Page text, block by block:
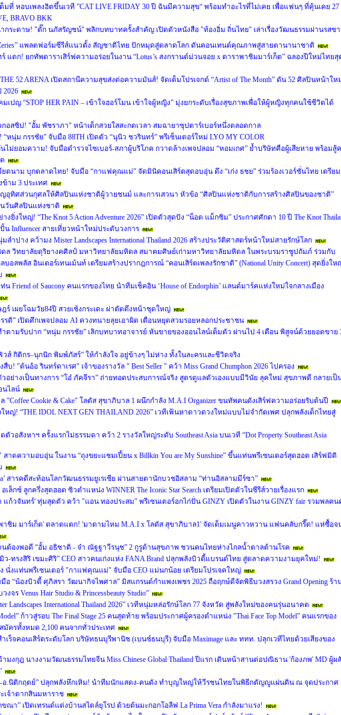
มที่ หอบเพลงฮิตขึ้นเวที ”CAT LIVE FRIDAY 30 ปี ฉันมีความสุข“ พร้อมทำอะไรที่ไม่เคย เพื่อแฟนๆ ที่คุ้นเคย 27
BRAVO BKK
กระดาษ! "ตั๊ก นภัสรัญชน์" พลิกบทบาทครั้งสำคัญ เปิดตัวหนังสือ "ท้องอิ่ม ถิ่นไทย" เล่าเรื่องวัฒนธรรมผ่านรสช
Zeries” แพลตฟอร์มซีรีส์แนวตั้ง สัญชาติไทย ปักหมุดสู่ตลาดโลก ดันคอนเทนต์คุณภาพสู่สายตานานาชาติ
แตก! ยกทัพดาราเสิร์ฟความอร่อยในงาน “Lotus’s สงกรานต์ม่วนจอย x ดาราพาชิมมาร์เก็ต” ฉลองปีใหม่ไทยสุ
52 ARENA เปิดสถานีความสุขส่งต่อความมันส์! จัดเต็มโปรเจกต์ “Artist of The Month” ดัน 52 ศิลปินหน้าให
2026
เปญ “STOP HER PAIN – เข้าใจฮอร์โมน เข้าใจผู้หญิง” มุ่งยกระดับเรื่องสุขภาพเพื่อให้ผู้หญิงทุกคนใช้ชีวิตได้
อสซิป! "อั้ม พัชราภา" หน้าเด็กสวยใสสะกดเวลา สมฉายาซุปตาร์เบอร์หนึ่งตลอดกาล
“หนุ่ม กรรชัย” จับมือ 88TH เปิดตัว “นุนิว ชวรินทร์” พรีเซ็นเตอร์ใหม่ LYO MY COLOR
ไม่ยอมความ! จับมือตำรวจไซเบอร์-สภาผู้บริโภค กวาดล้างเพจปลอม “หอมเกศ” ย้ำบริษัทคือผู้เสียหาย พร้อมสู้
ยดนาม บุกตลาดไทย! จับมือ “กาแฟคุณแม่” จัดมินิคอนเสิร์ตสุดอบอุ่น ดึง “เก่ง ธชย” ร่วมร้องเวอร์ชั่นไทย เตรียม
าม 3 ประเทศ
อุทิศส่วนกุศลให้ศิลปินแห่งชาติผู้วายชนม์ และการเสวนา หัวข้อ “ศิลปินแห่งชาติกับการสร้างศิลปินของชาติ”
นวันศิลปินแห่งชาติ
งยิ่งใหญ่! “The Knot 5 Action Adventure 2026” เปิดตัวสุดปัง “น็อต แม็กซิม” ประกาศศักดา 10 ปี The Knot
Influencer สายเที่ยวหน้าใหม่ประดับวงการ
ลำปาง คว้ามง Mister Landscapes International Thailand 2026 สร้างประวัติศาสตร์หน้าใหม่สายรักษ์โลก
ล วิทยาลัยดุริยางคศิลป์ มหาวิทยาลัยมหิดล สมาคมศิษย์เก่ามหาวิทยาลัยมหิดล ในพระบรมราชูปถัมภ์ ร่วมกับ
บอลพลัส อินเตอร์เทนเม้นท์ เตรียมสร้างปรากฎการณ์ “คอนเสิร์ตเพลงรักชาติ” (National Unity Concert) สุดยิ่งให
น Friend of Saucony คนแรกของไทย นำทีมเช็คอิน ‘House of Endorphin’ แลนด์มาร์คแห่งใหม่ใจกลางเมือง
ฎร์ เผยโฉมวัย84ปี สวยเช้งกระเดะ ผ่าตัดดึงหน้าชุดใหญ่
รรดิ” เปิดศึกเพจปลอม AI ควงทนายลุยเอาผิด เตือนหยุดสวมรอยหลอกประชาชน
ำตามรับปาก “หนุ่ม กรรชัย” เลิกบทบาทอาจารย์ หันขายของออนไลน์เต็มตัว ผ่านไป 4 เดือน พิสูจน์ด้วยยอดขาย
ส์ กิติกร–นุกนิก พิมพ์ภัสร์” ให้กำลังใจ อยู่ข้างๆ ไม่ห่าง ทั้งในละครและชีวิตจริง
บ! "ต้นอ้อ รินทร์ดาเรศ" เจ้าของรางวัล " Best Seller " คว้า Miss Grand Chumphon 2026 ไปครอง
วอย่างเป็นทางการ “โอ๋ ภัคจีรา” ถ่ายทอดประสบการณ์จริง สูตรดูแลตัวเองแบบมีวินัย ลุคใหม่ สุขภาพดี กลายเป็
นไลน์
"Coffee Cookie & Cake" โลตัส สุขาภิบาล 1 ผนึกกำลัง M.A.I Organizer ขนทัพคนดังเสิร์ฟความอร่อยรับต้นปี
หญ่! “THE IDOL NEXT GEN THAILAND 2026” เวทีเฟ้นหาดาวดวงใหม่แบบไม่จำกัดเพศ ปลุกพลังเด็กไทยสู่
ตัวอสังหาฯ ครั้งแรกไม่ธรรมดา คว้า 2 รางวัลใหญ่ระดับ Southeast Asia บนเวที “Dot Property Southeast Asia
าดความอบอุ่น ในงาน “ถุงขยะแชมเปี้ยน x Billkin You are My Sunshine” ขึ้นแท่นพรีเซนเตอร์สุดฮอต เสิร์ฟมิติ
สารคดีสะท้อนโลกวัฒนธรรมยูเรเซีย ผ่านสายตานักบวชอิสลาม “ท่านอิสลามมีร์ซา”
เล็กซ์ ลูกครึ่งสุดฮอต ซิวตำแหน่ง WINNER The Iconic Star Search เตรียมเปิดตัวในซีรีส์วายเรื่องแรก
ก้วจันทร์' ทุ่มสุดตัว คว้า "แอน ทองประสม" พรีเซนเตอร์อกไก่ปั่น GINZY เปิดตัวในงาน GINZY fair รวมพลคน
าชิม มาร์เก็ต' ตลาดแตก! 'มาดามไหม M.A.I x โลตัส สุขาภิบาล1' จัดเต็มเมนูคาวหวาน แฟนคลับกรี๊ด! แห่ซื้อจ
นต้องพอดี “อั้ม อธิชาติ - จ๋า ณัฐฐาวีรนุช” 2 กูรูด้านสุขภาพ ชวนคนไทยห่างไกลน้ำตาลต้านโรค
ว-ทรงสิริ เขมะศิริ” CEO สาวคนเก่งแห่ง FANA Brand ปลุกพลังบิวตี้แบรนด์ไทย สู่ตลาดความงามยุคใหม่!
นั่งแท่นพรีเซนเตอร์ "กาแฟคุณแม่" จับมือ CEO แม่นกน้อย เตรียมโปรเจคใหญ่
อ “น้องบิวตี้ ศุภิสรา วัฒนากิจไพศาล” มิสแกรนด์กำแพงเพชร 2025 ถือฤกษ์ดีจัดพิธีบวงสรวง Grand Opening ร้า
จร Venus Hair Studio & Princessbeauty Studio”
Landscapes International Thailand 2026” เวทีหนุ่มหล่อรักษ์โลก 77 จังหวัด สู่พลังใหม่ของคนรุ่นอนาคต
Model” ก้าวสู่รอบ The Final Stage 25 คนสุดท้าย พร้อมประกาศผู้ครองตำแหน่ง "Thai Face Top Model" คนแรกของ
มัครทั้งหมด 2,100 คนจากทั่วประเทศ
เร็จคอนเสิร์ตระดับโลก บริษัทธนบุรีพานิช (เบนซ์ธนบุรี) จับมือ Maximage และ ททท. ปลุกเวทีไทยด้วยเสียงของ
งกุฎ นางงามวัฒนธรรมไทยจีน Miss Chinese Global Thailand ปีแรก เดินหน้าสานต่อปณิธาน 'ก้องภพ' MD ผู้ผ
อ.นิติกฤตย์” ปลุกพลังหึกเหิม! นำทีมนักแสดง-คนดัง ทำบุญใหญ่ให้วีรชนไทยในพิธีกตัญญูแผ่นดิน ณ จุดประกาศ
เจ้าตากสินมหาราช
ขณา” เปิดเทรนด์แต่งบ้านสไตล์ยุโรป ด้วยต้นมะกอกโอลีฟ La Prima Vera กำลังมาแรง!